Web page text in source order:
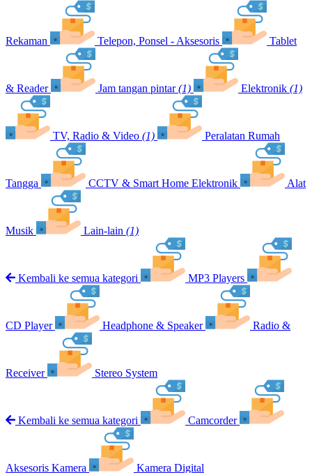
Rekaman Telepon, Ponsel - Aksesoris Tablet
& Reader Jam tangan pintar (1) Elektronik (1)
TV, Radio & Video (1) Peralatan Rumah
Tangga CCTV & Smart Home Elektronik Alat
Musik Lain-lain (1)
Kembali ke semua kategori MP3 Players
CD Player Headphone & Speaker Radio &
Receiver Stereo System
Kembali ke semua kategori Camcorder
Aksesoris Kamera Kamera Digital